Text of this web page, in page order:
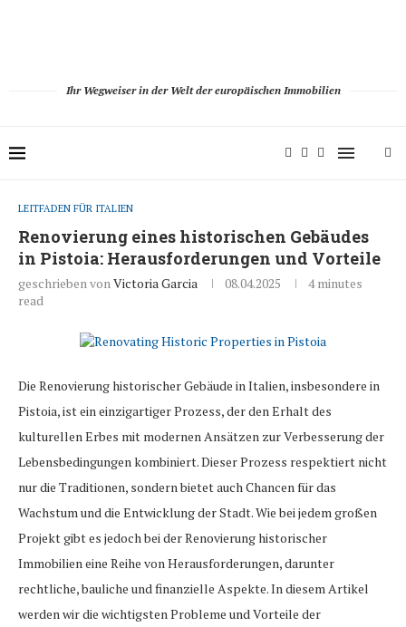
Ihr Wegweiser in der Welt der europäischen Immobilien
LEITFADEN FÜR ITALIEN
Renovierung eines historischen Gebäudes
in Pistoia: Herausforderungen und Vorteile
geschrieben vonVictoria Garcia 08.04.2025
4 minutes
read
Die Renovierung historischer Gebäude in Italien, insbesondere in
Pistoia, ist ein einzigartiger Prozess, der den Erhalt des
kulturellen Erbes mit modernen Ansätzen zur Verbesserung der
Lebensbedingungen kombiniert. Dieser Prozess respektiert nicht
nur die Traditionen, sondern bietet auch Chancen für das
Wachstum und die Entwicklung der Stadt. Wie bei jedem großen
Projekt gibt es jedoch bei der Renovierung historischer
Immobilien eine Reihe von Herausforderungen, darunter
rechtliche, bauliche und finanzielle Aspekte. In diesem Artikel
werden wir die wichtigsten Probleme und Vorteile der